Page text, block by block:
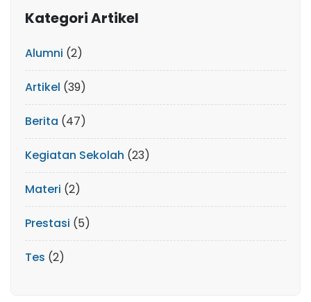
Kategori Artikel
Alumni (2)
Artikel (39)
Berita (47)
Kegiatan Sekolah (23)
Materi (2)
Prestasi (5)
Tes (2)